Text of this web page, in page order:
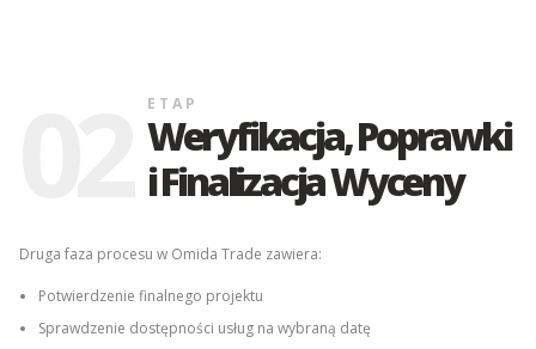
ETAP
Weryfikacja, Poprawki
i Finalizacja Wyceny
Druga faza procesu w Omida Trade zawiera:
Potwierdzenie finalnego projektu
Sprawdzenie dostępności usług na wybraną datę